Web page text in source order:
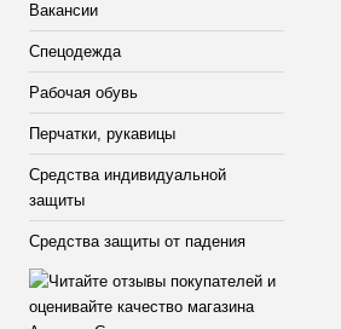
Вакансии
Спецодежда
Рабочая обувь
Перчатки, рукавицы
Средства индивидуальной
защиты
Средства защиты от падения